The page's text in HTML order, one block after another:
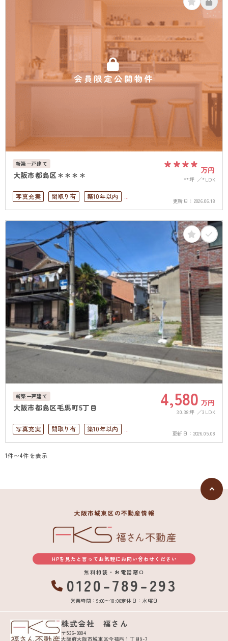
会員限定公開物件
新築一戸建て
大阪市都島区＊＊＊＊ **** 万円
**坪 *LDK
写真充実 間取り有
築10年以内
ペット可
4LDK以上
駐車場１台無料
上下水道完備
更新日： 2026.06.18
新築一戸建て
大阪市都島区毛馬町5丁目 4,580 万円
30.38坪 3LDK
写真充実 間取り有
築10年以内
駅徒歩10分以内
ペット可
駐車場１台無料
更新日： 2026.05.08
1件〜4件を表示
大阪市城東区の不動産情報
HPを見たと言ってお気軽にお問い合わせください
無料相談・お電話窓口
0120-789-293
営業時間：9:00〜18:00定休日：水曜日
株式会社 福さん
〒536-0004
大阪府大阪市城東区今福西１丁目9-7